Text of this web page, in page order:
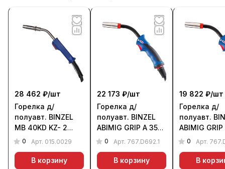
28 462 ₽/шт
Горелка д/
полуавт. BINZEL
MB 40KD KZ- 2
(350 А, 3 м, возд.)
0 Арт. 015.0029
В корзину
22 173 ₽/шт
Горелка д/
полуавт. BINZEL
ABIMIG GRIP A 355
LW (350 А, 5 м,
0 Арт. 767.D692.1
В корзину
19 822 ₽/шт
Горелка д/
полуавт.
ABIMIG
LW (350 А,
0 Арт.
В